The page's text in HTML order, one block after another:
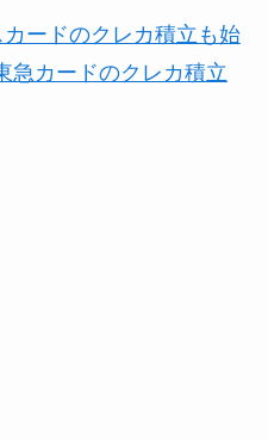
ードのクレカ積立も始
急カードのクレカ積立